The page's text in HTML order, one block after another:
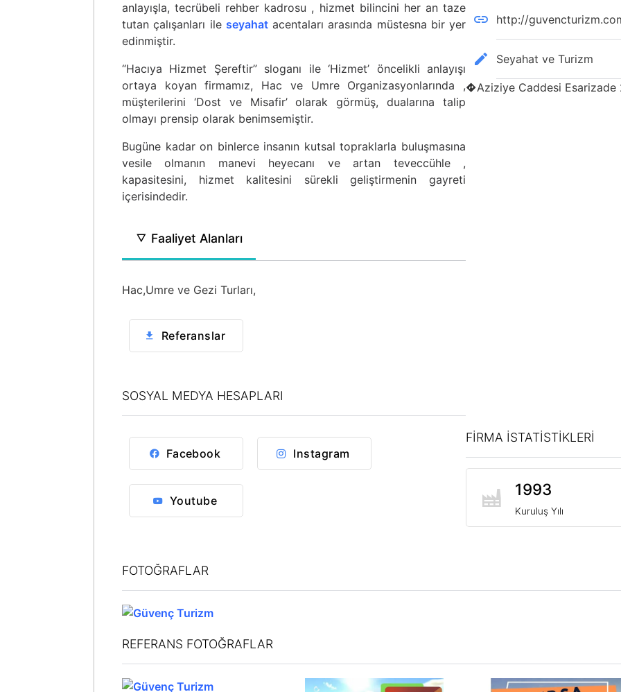
anlayışla, tecrübeli rehber kadrosu , hizmet bilincini her an taze
tutan çalışanları ile seyahatacentaları arasında müstesna bir yer
edinmiştir.
“Hacıya Hizmet Şereftir” sloganı ile ‘Hizmet’ öncelikli anlayışı
ortaya koyan firmamız, Hac ve Umre Organizasyonlarında ,
müşterilerini ‘Dost ve Misafir’ olarak görmüş, dualarına talip
olmayı prensip olarak benimsemiştir.
Bugüne kadar on binlerce insanın kutsal topraklarla buluşmasına
vesile olmanın manevi heyecanı ve artan teveccühle ,
kapasitesini, hizmet kalitesini sürekli geliştirmenin gayreti
içerisindedir.
Faaliyet Alanları
Hac,Umre ve Gezi Turları,
Referanslar
SOSYAL MEDYA HESAPLARI
Facebook Instagram
Youtube
http://
Seyahat ve Turizm
Aziziye Caddesi Esarizade
FİRMA İSTATİSTİKLERİ
1993
Kuruluş Yılı
FOTOĞRAFLAR
REFERANS FOTOĞRAFLAR